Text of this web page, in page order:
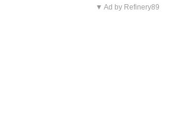
▼ Ad by Refinery89